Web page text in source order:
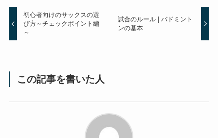
初心者向けのサックスの選
び方～チェックポイント編
～
試合のルール | バドミント
ンの基本
この記事を書いた人